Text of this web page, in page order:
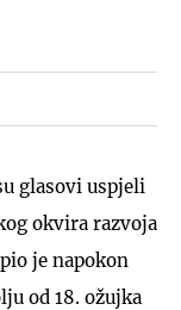
glasovi uspjeli
okvira razvoja
je napokon
od 18. ožujka